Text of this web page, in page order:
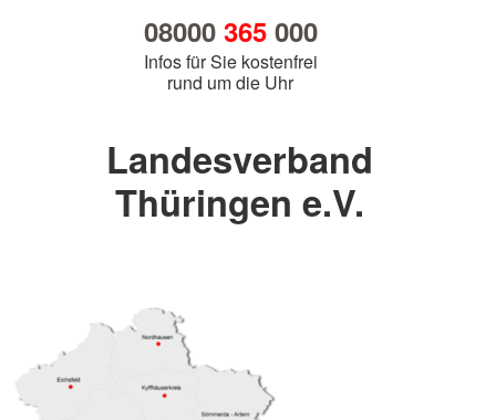
08000 365000
Infos für Sie kostenfrei
rund um die Uhr
Landesverband
Thüringen e.V.